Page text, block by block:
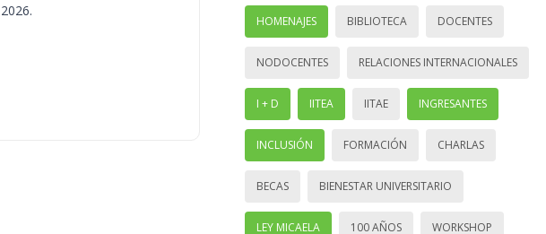
HOMENAJES BIBLIOTECA DOCENTES
NODOCENTES RELACIONES INTERNACIONALES
I + D IITEA IITAE INGRESANTES
INCLUSIÓN FORMACIÓN CHARLAS
BECAS BIENESTAR UNIVERSITARIO
LEY MICAELA 100 AÑOS WORKSHOP